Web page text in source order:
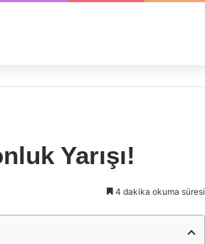
Yarışı!
4 dakika okuma süresi